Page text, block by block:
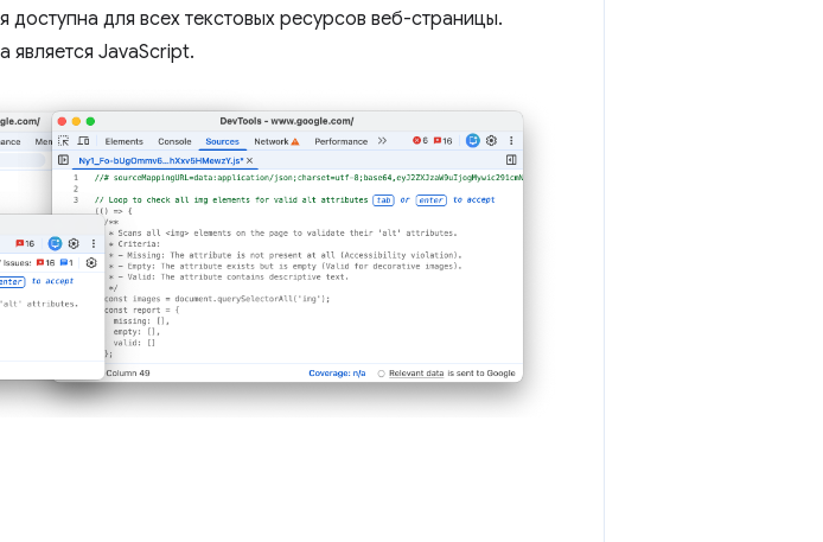
доступна для всех текстовых ресурсов веб-страницы.
является JavaScript.